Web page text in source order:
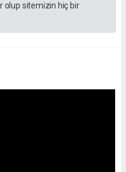
olup sitemizin hiç bir